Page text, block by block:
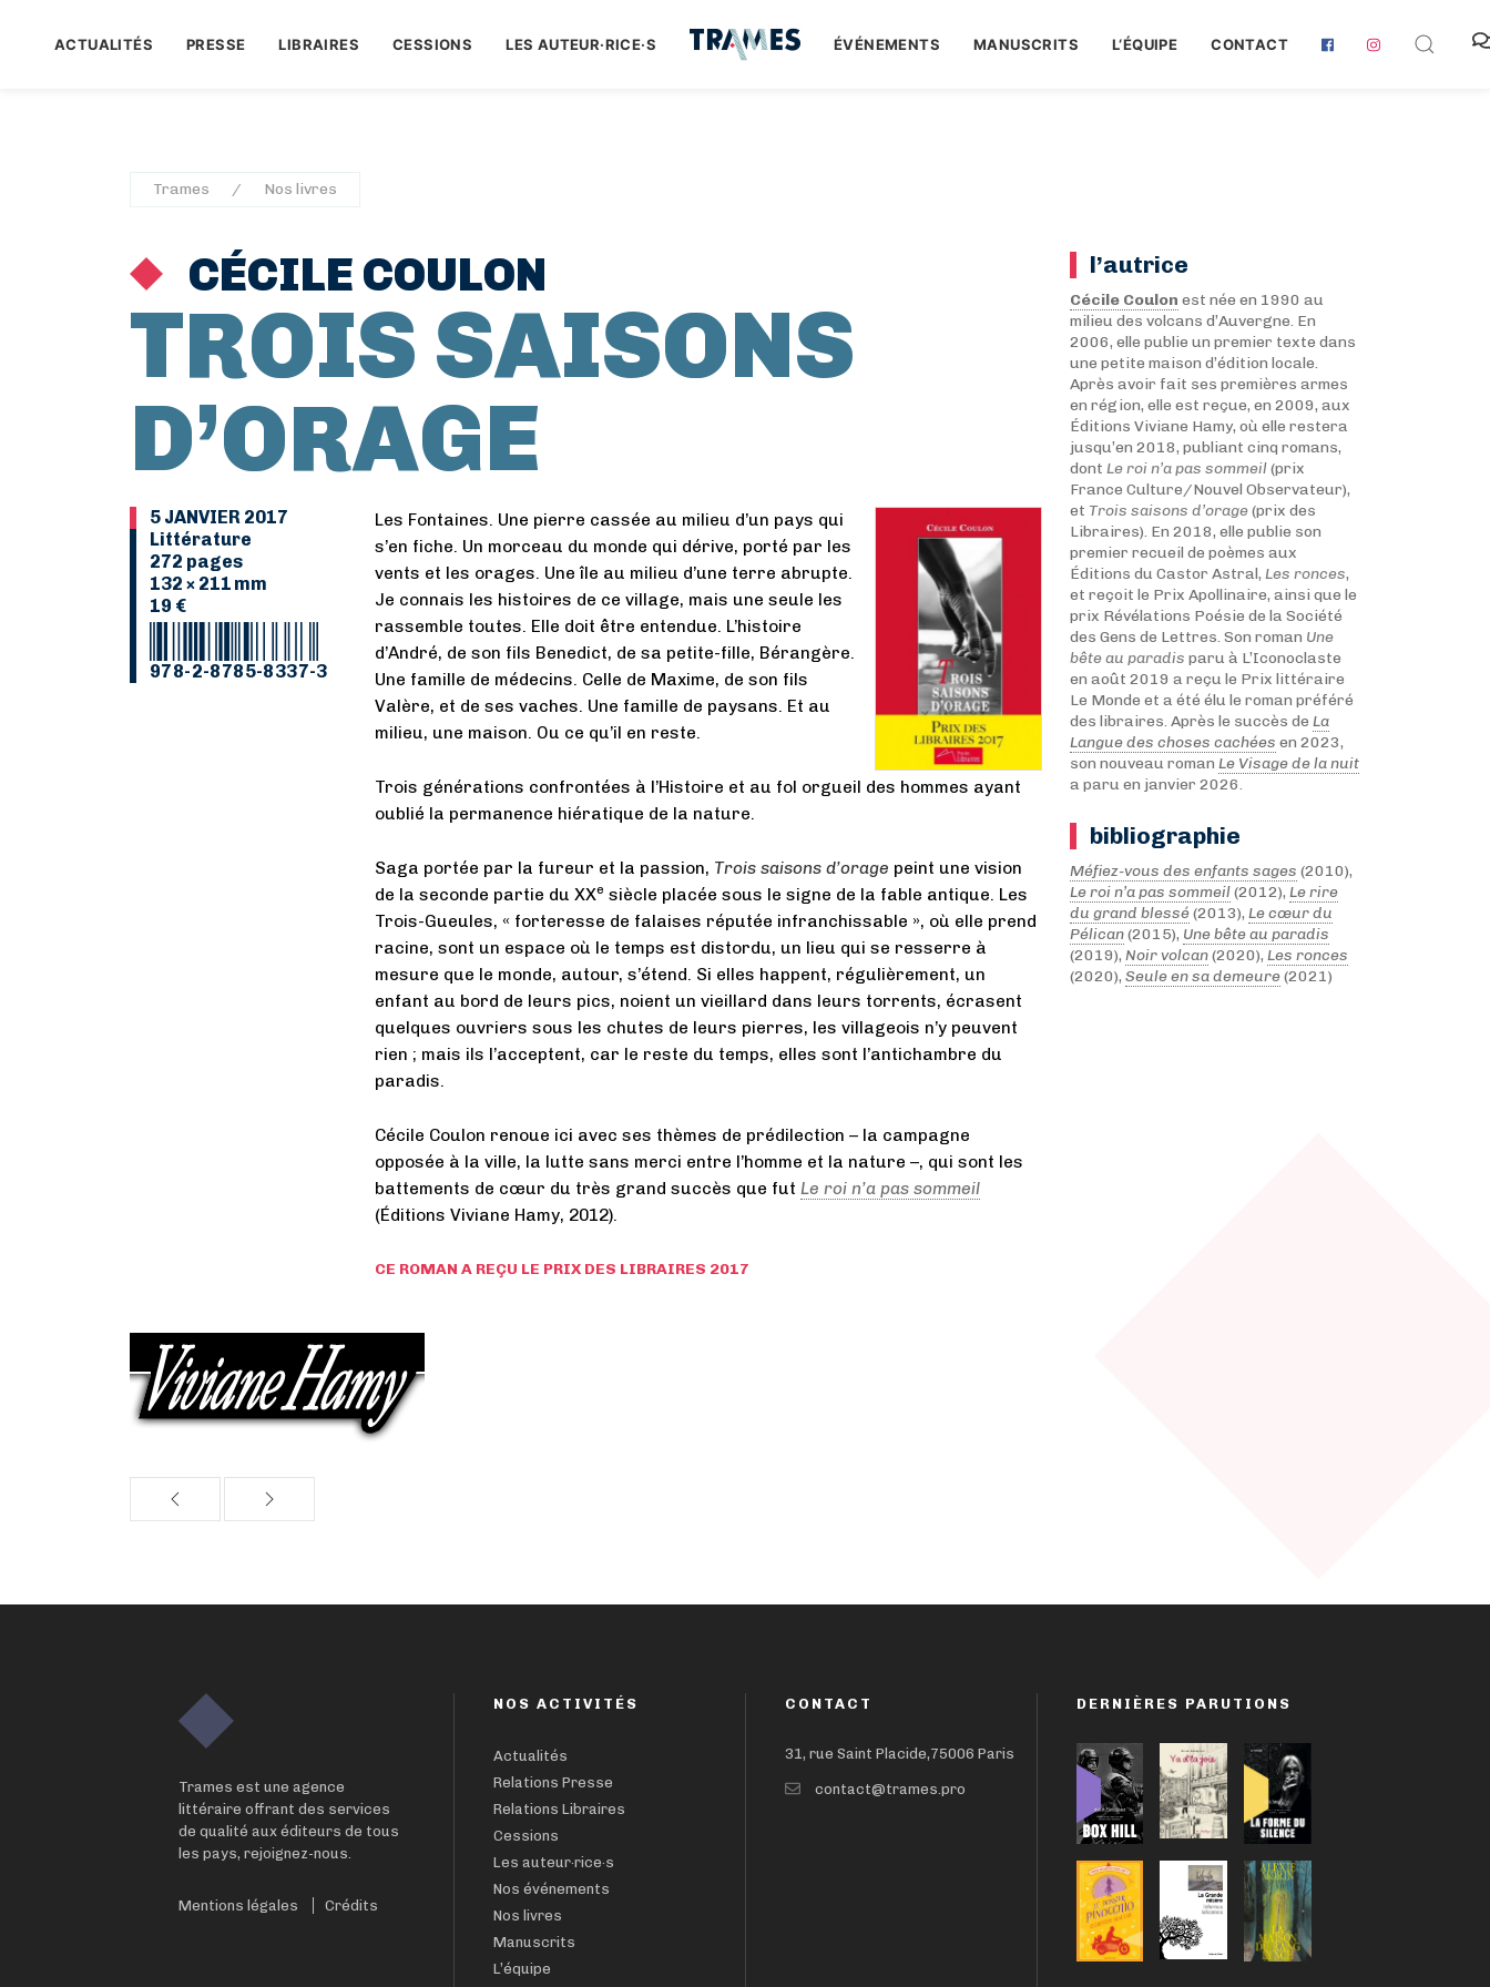
ACTUALITÉS PRESSE LIBRAIRES CESSIONS LES AUTEUR·RICE·S ÉVÉNEMENTS MANUSCRITS L‘ÉQUIPE CONTACT
Trames Nos livres
CÉCILE COULON
TROIS SAISONS
D’ORAGE
5 JANVIER 2017
Littérature
272 pages
132 × 211 mm
19 €
978-2-8785-8337-3
Les Fontaines. Une pierre cassée au milieu d’un pays qui
s’en fiche. Un morceau du monde qui dérive, porté par les
vents et les orages. Une île au milieu d’une terre abrupte.
Je connais les histoires de ce village, mais une seule les
rassemble toutes. Elle doit être entendue. L’histoire
d’André, de son fils Benedict, de sa petite-fille, Bérangère.
Une famille de médecins. Celle de Maxime, de son fils
Valère, et de ses vaches. Une famille de paysans. Et au
milieu, une maison. Ou ce qu’il en reste.
Trois générations confrontées à l’Histoire et au fol orgueil des hommes ayant
oublié la permanence hiératique de la nature.
Saga portée par la fureur et la passion, Trois saisons d’orage peint une vision
de la seconde partie du XXe siècle placée sous le signe de la fable antique. Les
Trois-Gueules, « forteresse de falaises réputée infranchissable », où elle prend
racine, sont un espace où le temps est distordu, un lieu qui se resserre à
mesure que le monde, autour, s’étend. Si elles happent, régulièrement, un
enfant au bord de leurs pics, noient un vieillard dans leurs torrents, écrasent
quelques ouvriers sous les chutes de leurs pierres, les villageois n’y peuvent
rien ; mais ils l’acceptent, car le reste du temps, elles sont l’antichambre du
paradis.
Cécile Coulon renoue ici avec ses thèmes de prédilection – la campagne
opposée à la ville, la lutte sans merci entre l’homme et la nature –, qui sont les
battements de cœur du très grand succès que fut Le roi n’a pas sommeil
(Éditions Viviane Hamy, 2012).
CE ROMAN A REÇU LE PRIX DES LIBRAIRES 2017
l’autrice
Cécile Coulon est née en 1990 au
milieu des volcans d’Auvergne. En
2006, elle publie un premier texte dans
une petite maison d’édition locale.
Après avoir fait ses premières armes
en région, elle est reçue, en 2009, aux
Éditions Viviane Hamy, où elle restera
jusqu’en 2018, publiant cinq romans,
dont Le roi n’a pas sommeil(prix
France Culture/Nouvel Observateur),
et Trois saisons d’orage(prix des
Libraires). En 2018, elle publie son
premier recueil de poèmes aux
Éditions du Castor Astral, Les ronces,
et reçoit le Prix Apollinaire, ainsi que le
prix Révélations Poésie de la Société
des Gens de Lettres. Son roman Une
bête au paradis paru à L’Iconoclaste
en août 2019 a reçu le Prix littéraire
Le Monde et a été élu le roman préféré
des libraires. Après le succès de La
Langue des choses cachées en 2023,
son nouveau roman Le Visage de la nuit
a paru en janvier 2026.
bibliographie
Méfiez-vous des enfants sages (2010),
Le roi n’a pas sommeil(2012), Le rire
du grand blessé(2013), Le cœur du
Pélican(2015), Une bête au paradis
(2019), Noir volcan(2020), Les ronces
(2020), Seule en sa demeure(2021)
Trames est une agence
littéraire offrant des services
de qualité aux éditeurs de tous
les pays, rejoignez-nous.
Mentions légales Crédits
NOS ACTIVITÉS
Actualités
Relations Presse
Relations Libraires
Cessions
Les auteur·rice·s
Nos événements
Nos livres
Manuscrits
L’équipe
CONTACT
31, rue Saint Placide,75006 Paris
contact@trames.pro
DERNIÈRES PARUTIONS